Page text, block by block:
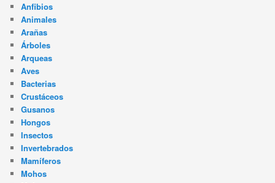
Anfibios
Animales
Arañas
Árboles
Arqueas
Aves
Bacterias
Crustáceos
Gusanos
Hongos
Insectos
Invertebrados
Mamíferos
Mohos